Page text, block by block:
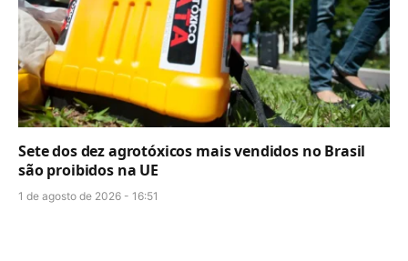
Sete dos dez agrotóxicos mais vendidos no Brasil
são proibidos na UE
1 de agosto de 2026 - 16:51